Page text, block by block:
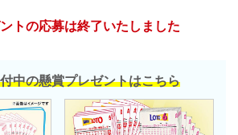
トの応募は終了いたしました
中の懸賞プレゼントはこちら